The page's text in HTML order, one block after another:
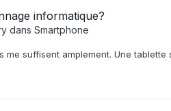
informatique?
dans Smartphone
me suffisent amplement. Une